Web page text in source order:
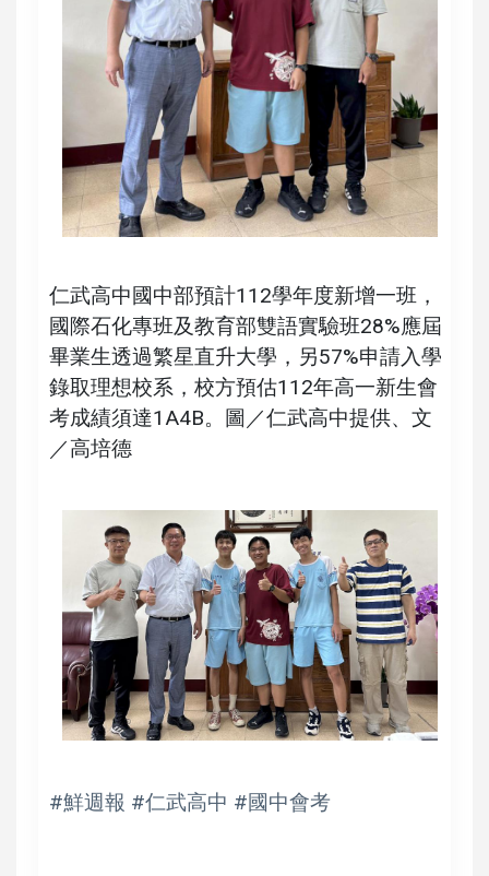
仁武高中國中部預計112學年度新增一班，
國際石化專班及教育部雙語實驗班28%應屆
畢業生透過繁星直升大學，另57%申請入學
錄取理想校系，校方預估112年高一新生會
考成績須達1A4B。圖／仁武高中提供、文
／高培德
#鮮週報 #仁武高中 #國中會考